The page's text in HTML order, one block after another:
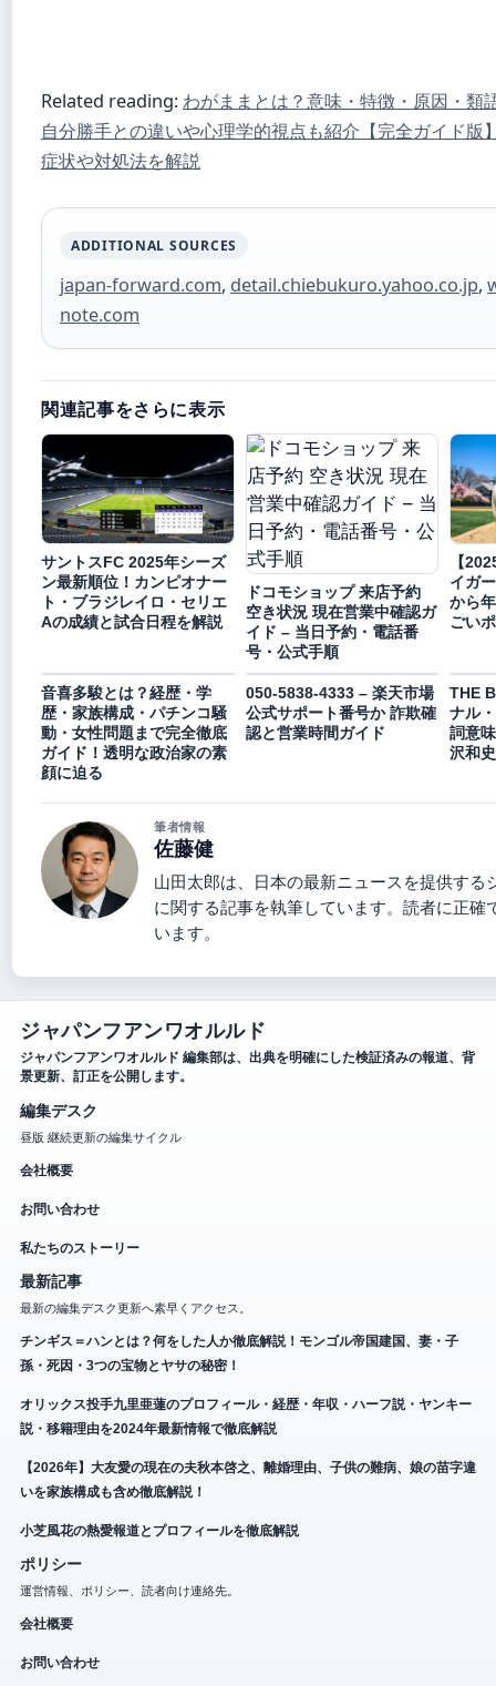
Related reading:わがままとは？意味・特徴・原因・類
自分勝手との違いや心理学的視点も紹介【完全ガイド版
症状や対処法を解説
ADDITIONAL SOURCES
japan-forward.com, detail.chiebukuro.yahoo.co.jp,
note.com
関連記事をさらに表示
サントスFC 2025年シーズ
ン最新順位！カンピオナー
ト・ブラジレイロ・セリエ
Aの成績と試合日程を解説
ドコモショップ 来店予約
空き状況 現在営業中確認ガ
イド – 当日予約・電話番
号・公式手順
【
イガ
から
ごい
音喜多駿とは？経歴・学
歴・家族構成・パチンコ騒
動・女性問題まで完全徹底
ガイド！透明な政治家の素
顔に迫る
050-5838-4333 – 楽天市場
公式サポート番号か 詐欺確
認と営業時間ガイド
THE
ナル
詞意
沢和
筆者情報
佐藤健
山田太郎は、日本の最新ニュースを提供す
に関する記事を執筆しています。読者に正
います。
ジャパンフアンワオルルド
ジャパンフアンワオルルド 編集部は、出典を明確にした検証済みの報道、背
景更新、訂正を公開します。
編集デスク
昼版 継続更新の編集サイクル
会社概要
お問い合わせ
私たちのストーリー
最新記事
最新の編集デスク更新へ素早くアクセス。
チンギス＝ハンとは？何をした人か徹底解説！モンゴル帝国建国、妻・子
孫・死因・3つの宝物とヤサの秘密！
オリックス投手九里亜蓮のプロフィール・経歴・年収・ハーフ説・ヤンキー
説・移籍理由を2024年最新情報で徹底解説
【2026年】大友愛の現在の夫秋本啓之、離婚理由、子供の難病、娘の苗字違
いを家族構成も含め徹底解説！
小芝風花の熱愛報道とプロフィールを徹底解説
ポリシー
運営情報、ポリシー、読者向け連絡先。
会社概要
お問い合わせ